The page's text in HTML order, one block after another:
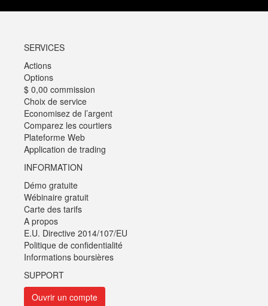
SERVICES
Actions
Options
$ 0,00 commission
Choix de service
Economisez de l’argent
Comparez les courtiers
Plateforme Web
Application de trading
INFORMATION
Démo gratuite
Wébinaire gratuit
Carte des tarifs
A propos
E.U. Directive 2014/107/EU
Politique de confidentialité
Informations boursières
SUPPORT
Ouvrir un compte